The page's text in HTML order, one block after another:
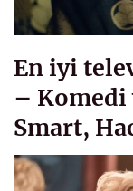
En iyi
– Komedi
Smart,